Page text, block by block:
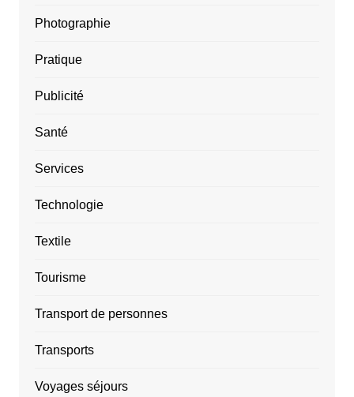
Photographie
Pratique
Publicité
Santé
Services
Technologie
Textile
Tourisme
Transport de personnes
Transports
Voyages séjours